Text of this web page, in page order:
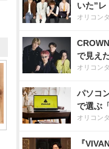
いた”
オリコン
で見え
オリコン
パソコ
で選ぶ
オリコン
『